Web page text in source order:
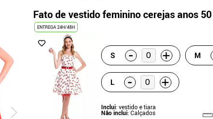
Fato de vestido feminino cerejas anos 50
ENTREGA 24H/48H
S - + M
L - +
Inclui: vestido e tiara
Não inclui: Calçados